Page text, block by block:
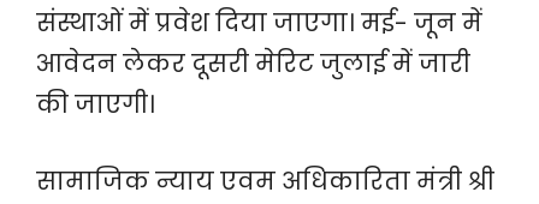
संस्थाओं में प्रवेश दिया जाएगा। मई- जून में
आवेदन लेकर दूसरी मेरिट जुलाई में जारी
की जाएगी।
सामाजिक न्याय एवम अधिकारिता मंत्री श्री